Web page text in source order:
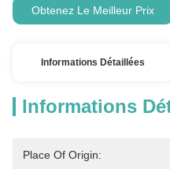
Obtenez Le Meilleur Prix
Informations Détaillées
Informations
Place Of Origin: